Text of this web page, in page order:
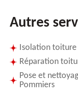
Autres
Isolation toiture
Réparation
Pose et
Pommiers